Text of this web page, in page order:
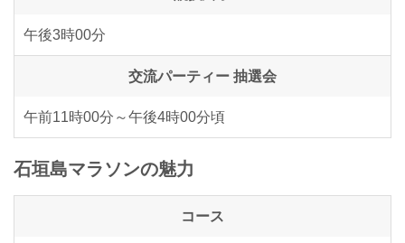
午後3時00分
交流パーティー 抽選会
午前11時00分～午後4時00分頃
石垣島マラソンの魅力
コース